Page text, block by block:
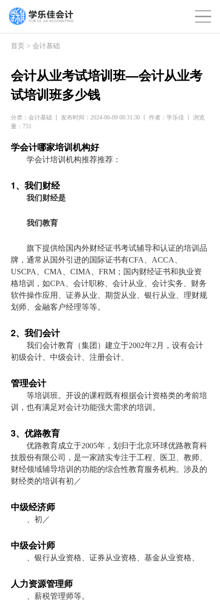
首页 >会计基础
会计从业考试培训班—会计从业考
试培训班多少钱
分类：会计基础 丨 发布时间：2024-06-09 08:31:30 丨 作者：学乐佳 丨 浏览
量：751
学会计哪家培训机构好
学会计培训机构推荐推荐：
1、我们财经
我们财经是
我们教育
旗下提供给国内外财经证书考试辅导和认证的培训品
牌，通常从国外引进的国际证书有CFA、ACCA、
USCPA、CMA、CIMA、FRM；国内财经证书和执业资
格培训，如CPA、会计职称、会计从业、会计实务、财务
软件操作应用、证券从业、期货从业、银行从业、理财规
划师、金融客户经理等等。
2、我们会计
我们会计教育（集团）建立于2002年2月，设有会计
初级会计、中级会计、注册会计、
管理会计
等培训班。开设的课程既有根据会计资格类的考前培
训，也有满足对会计功能强大需求的培训。
3、优路教育
优路教育成立于2005年，划归于北京环球优路教育科
技股份有限公司，是一家踏实专注于工程、医卫、教师、
财经领域辅导培训的功能的综合性教育服务机构。涉及的
财经类的培训有初／
中级经济师
、初／
中级会计师
、银行从业资格、证券从业资格、基金从业资格、
人力资源管理师
、薪税管理师等。